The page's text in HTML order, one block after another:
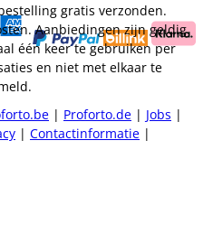
gratis verzonden.
Aanbiedingen zijn geldig
één keer te gebruiken per
en niet met elkaar te
| Proforto.de | Jobs |
| Contactinformatie |